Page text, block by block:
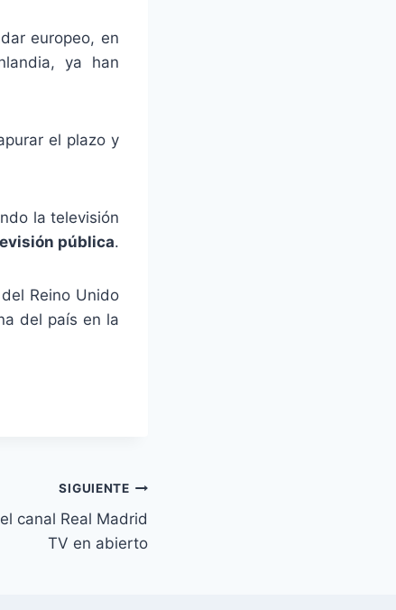
europeo, en
ya han
el plazo y
la televisión
pública.
Reino Unido
del país en la
SIGUIENTE
canal Real Madrid
TV en abierto